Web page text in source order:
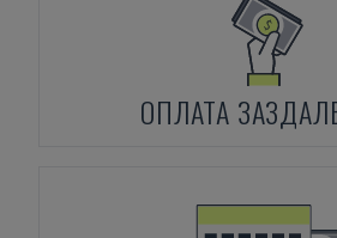
ОПЛАТА